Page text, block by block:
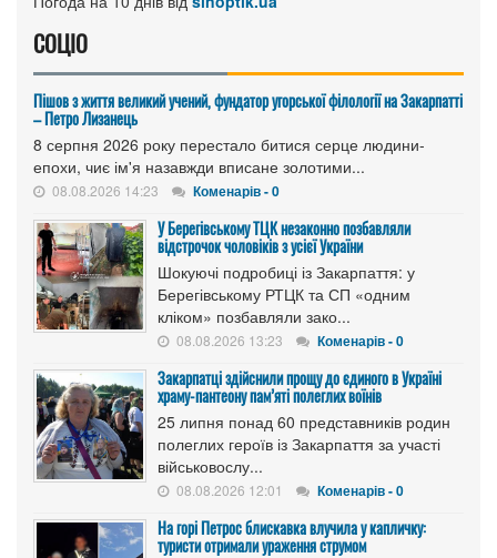
СОЦІО
Пішов з життя великий учений, фундатор угорської філології на Закарпатті
– Петро Лизанець
8 серпня 2026 року перестало битися серце людини-
епохи, чиє ім'я назавжди вписане золотими...
08.08.2026 14:23 Коменарів - 0
У Берегівському ТЦК незаконно позбавляли
відстрочок чоловіків з усієї України
Шокуючі подробиці із Закарпаття: у
Берегівському РТЦК та СП «одним
кліком» позбавляли зако...
08.08.2026 13:23 Коменарів - 0
Закарпатці здійснили прощу до єдиного в Україні
храму-пантеону пам’яті полеглих воїнів
25 липня понад 60 представників родин
полеглих героїв із Закарпаття за участі
військовослу...
08.08.2026 12:01 Коменарів - 0
На горі Петрос блискавка влучила у капличку:
туристи отримали ураження струмом